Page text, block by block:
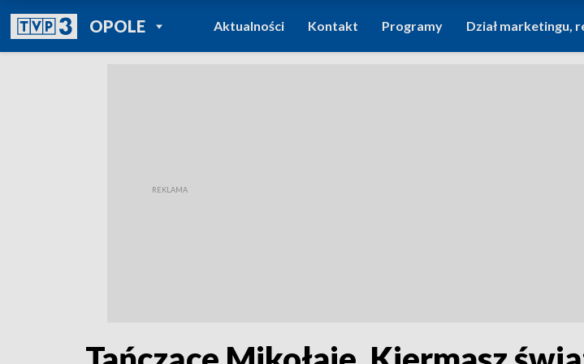
OPOLEPOWRÓT DO
TVP REGIONY
Aktualności Kontakt Programy Dział marketingu,